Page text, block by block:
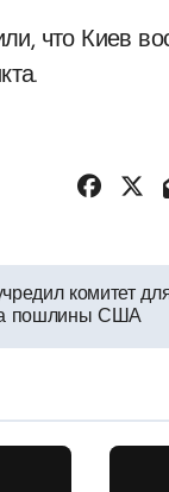
что Киев
комитет
пошлины США